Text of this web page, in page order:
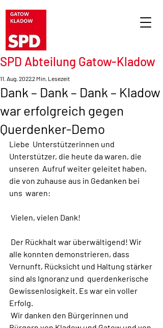
SPD Abteilung Gatow-Kladow
Dank – Dank – Dank – Kladow
war erfolgreich gegen
Querdenker-Demo
11. Aug. 20222 Min. Lesezeit
Liebe  Unterstützerinnen und
Unterstützer, die heute da waren, die
unseren  Aufruf weiter geleitet haben,
die von zuhause aus in Gedanken bei
uns  waren:
Vielen, vielen Dank!
alle konnten demonstrieren, dass
Vernunft, Rücksicht und Haltung stärker
sind als Ignoranz und  querdenkerische
Gewissenlosigkeit. Es war ein voller
Erfolg.